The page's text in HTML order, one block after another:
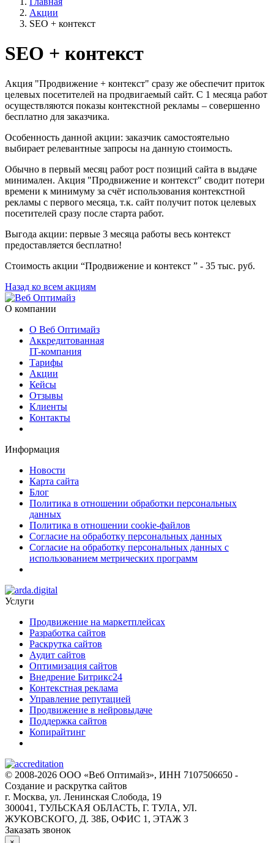
Акции
SEO + контекст
SEO + контекст
Акция "Продвижение + контекст" сразу же обеспечит приток
целевых посетителей на продвигаемый сайт. С 1 месяца работ
осуществляются показы контекстной рекламы – совершенно
бесплатно для заказчика.
Особенность данной акции: заказчик самостоятельно
выбирает релевантные запросы на данную стоимость.
Обычно в первый месяц работ рост позиций сайта в выдаче
минимален. Акция "Продвижение и контекст" сводит потери
времени к минимуму за счёт использования контекстной
рекламы с первого месяца, т.к. сайт получит поток целевых
посетителей сразу после старта работ.
Выгода акции: первые 3 месяца работы весь контекст
предоставляется бесплатно!
Стоимость акции “Продвижение и контекст ” - 35 тыс. руб.
Назад ко всем акциям
О компании
О Веб Оптимайз
Аккредитованная
IT-компания
Тарифы
Акции
Кейсы
Отзывы
Клиенты
Контакты
Информация
Новости
Карта сайта
Блог
Политика в отношении обработки персональных
данных
Политика в отношении cookie-файлов
Согласие на обработку персональных данных
Согласие на обработку персональных данных с
использованием метрических программ
Услуги
Продвижение на маркетплейсах
Разработка сайтов
Раскрутка сайтов
Аудит сайтов
Оптимизация сайтов
Внедрение Битрикс24
Контекстная реклама
Управление репутацией
Продвижение в нейровыдаче
Поддержка сайтов
Копирайтинг
© 2008-2026 ООО «Веб Оптимайз», ИНН 7107506650 -
Создание и раскрутка сайтов
г. Москва, ул. Ленинская Слобода, 19
300041, ТУЛЬСКАЯ ОБЛАСТЬ, Г. ТУЛА, УЛ.
ЖУКОВСКОГО, Д. 38Б, ОФИС 1, ЭТАЖ 3
Заказать звонок